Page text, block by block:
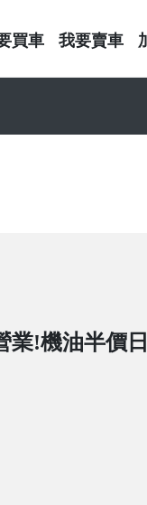
買車 我要賣車
業!機油半價